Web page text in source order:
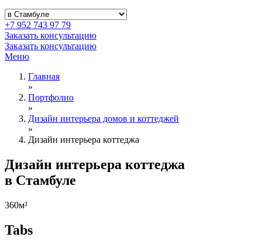
+7 952 743 97 79
Заказать консультацию
Заказать консультацию
Меню
Главная
»
Портфолио
»
Дизайн интерьера домов и коттеджей
»
Дизайн интерьера коттеджа
Дизайн интерьера коттеджа
в Стамбуле
360м²
Tabs